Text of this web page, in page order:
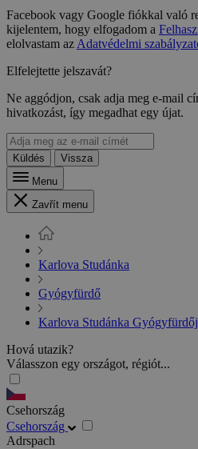
Facebook vagy Google fiókkal való
kijelentem, hogy elfogadom a
elolvastam azAdatvédelmi
Elfelejtette jelszavát?
Ne aggódjon, csak adja meg e-mail
hivatkozást, így megadhat egy újat.
Küldés
Vissza
Menu
Zavřít menu
Karlova Studánka
Gyógyfürdő
Karlova Studánka
Hová utazik?
Válasszon egy országot, régiót...
Csehország
Csehország
Adrspach